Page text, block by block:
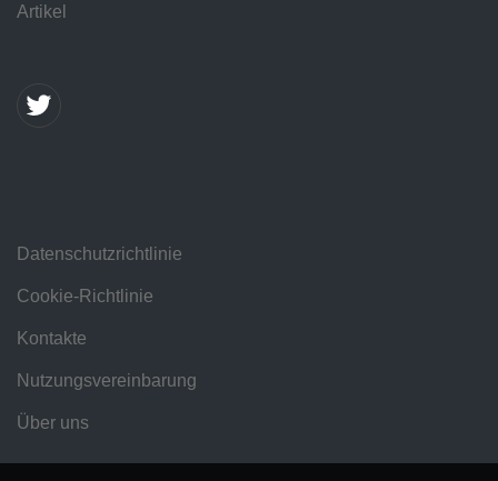
Artikel
Datenschutzrichtlinie
Cookie-Richtlinie
Kontakte
Nutzungsvereinbarung
Über uns